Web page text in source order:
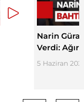
Narin
Verdi:
5 Haziran